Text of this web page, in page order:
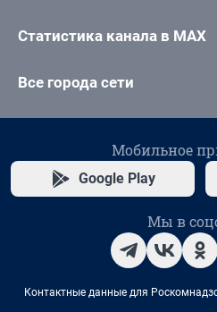
Статистика канала в MAX
Все города сети
Мобильное
Google Play
Мы в
Контактные данные для